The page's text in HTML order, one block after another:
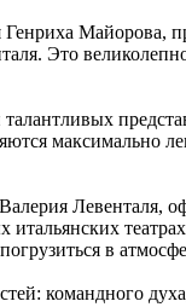
Генриха
Это
максимально
в
командного